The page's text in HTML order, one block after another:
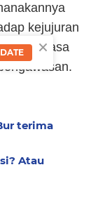
kejujuran
dan jasa
terima
Atau
×